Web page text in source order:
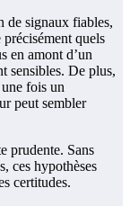
de signaux fiables,
quels
en amont d’un
sensibles. De plus,
fois un
peut sembler
prudente. Sans
ces hypothèses
certitudes.